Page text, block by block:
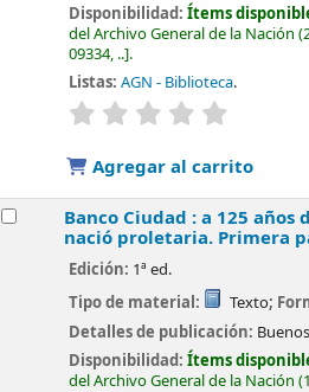
Disponibilidad:Ítems
del Archivo General de la Nación
09334, .. .
Listas: AGN - Biblioteca.
valoración
Agregar al carrito
Banco Ciudad : a 125
nació proletaria. Primera
Edición: 1ª ed.
Tipo de material:
Texto;
Detalles de publicación:
Disponibilidad:Ítems
del Archivo General de la Nación